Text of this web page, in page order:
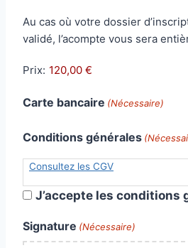
Au cas où votre dossier
validé, l’acompte vous sera
Prix:
Carte bancaire (Nécessaire)
Conditions générales
Consultez les CGV
J’accepte les conditions
Signature (Nécessaire)